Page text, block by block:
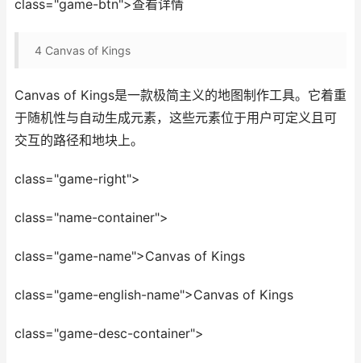
class="game-btn">查看详情
4 Canvas of Kings
Canvas of Kings是一款极简主义的地图制作工具。它着重
于随机性与自动生成元素，这些元素位于用户可定义且可
交互的路径和地块上。
class="game-right">
class="name-container">
class="game-name">Canvas of Kings
class="game-english-name">Canvas of Kings
class="game-desc-container">